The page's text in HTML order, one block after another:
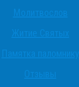
Молитвослов
Житие Святых
Памятка паломнику
Отзывы